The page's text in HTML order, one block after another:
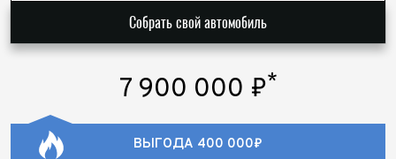
Собрать свой автомобиль
7 900 000 ₽*
ВЫГОДА 400 000₽